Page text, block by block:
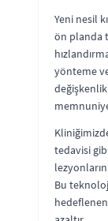
Yeni nesil
ön planda
yönteme
tedavisi
Bu